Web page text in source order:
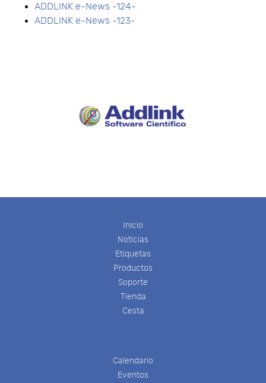
ADDLINK e-News -124-
ADDLINK e-News -123-
Inicio
Noticias
Etiquetas
Productos
Soporte
Tienda
Cesta
Calendario
Eventos